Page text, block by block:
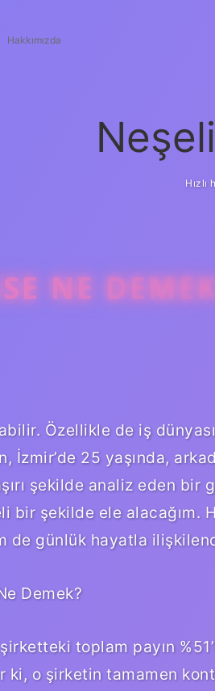
Hakkımızda
NE
Özellikle de iş
İzmir’de 25 yaşında,
şekilde analiz eden bir
bir şekilde ele alacağım.
de günlük hayatla
Demek?
toplam payın
ki, o şirketin tamamen